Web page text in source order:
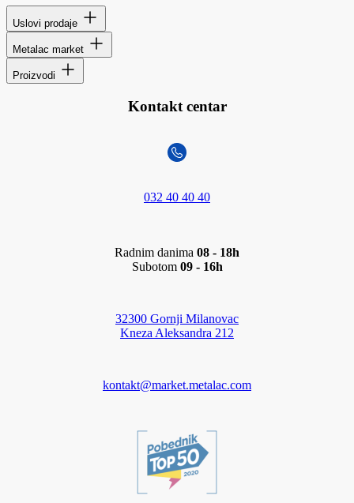
Uslovi prodaje
Metalac market
Proizvodi
Kontakt centar
032 40 40 40
Radnim danima 08 - 18h
Subotom 09 - 16h
32300 Gornji Milanovac
Kneza Aleksandra 212
kontakt@market.metalac.com